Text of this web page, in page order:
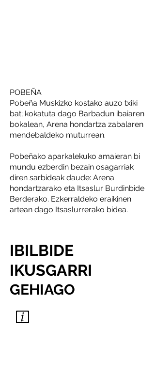
POBEÑA
Pobeña Muskizko kostako auzo txiki
bat; kokatuta dago Barbadun ibaiaren
bokalean, Arena hondartza zabalaren
mendebaldeko muturrean.
Pobeñako aparkalekuko amaieran bi
mundu ezberdin bezain osagarriak
diren sarbideak daude: Arena
hondartzarako eta Itsaslur Burdinbide
Berderako. Ezkerraldeko eraikinen
artean dago Itsaslurrerako bidea.
IBILBIDE
IKUSGARRI
GEHIAGO